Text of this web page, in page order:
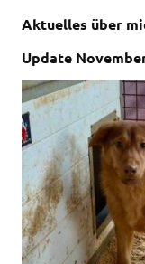
Aktuelles über
Update